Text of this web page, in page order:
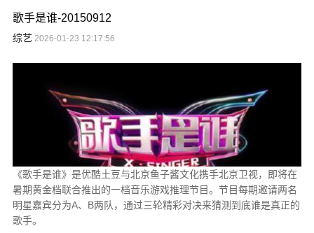
歌手是谁-20150912
综艺 2026-01-23 12:17:56
《歌手是谁》是优酷土豆与北京鱼子酱文化携手北京卫视，即将在
暑期黄金档联合推出的一档音乐游戏推理节目。节目每期邀请两名
明星嘉宾分为A、B两队，通过三轮精彩对决来猜测到底谁是真正的
歌手。